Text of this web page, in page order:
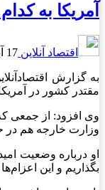
آمریکا به
اقتصاد آنلاین 17 آبان 1404
به گزارش
مقتدر کشور در
وی افزود: از جمعی
وزارت خارجه هم در
او درباره وضعیت
بگذاریم و این